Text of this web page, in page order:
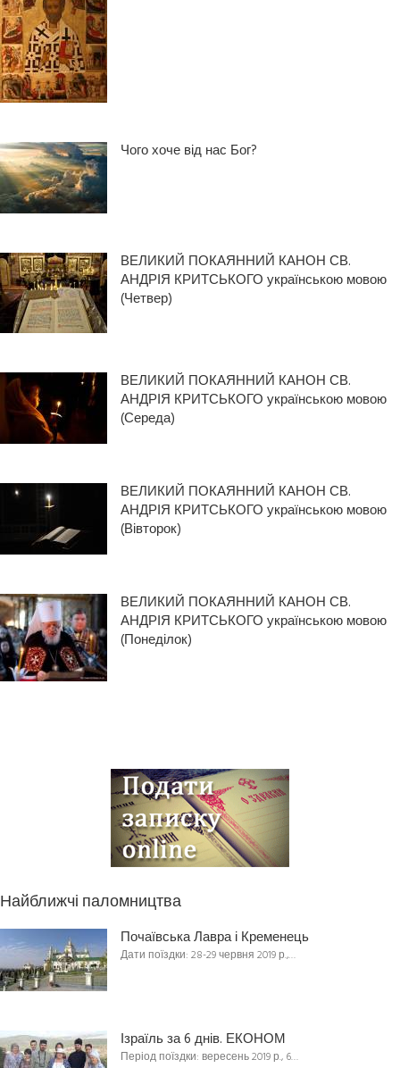
Чого хоче від нас Бог?
ВЕЛИКИЙ ПОКАЯННИЙ КАНОН СВ.
АНДРІЯ КРИТСЬКОГО українською мовою
(Четвер)
ВЕЛИКИЙ ПОКАЯННИЙ КАНОН СВ.
АНДРІЯ КРИТСЬКОГО українською мовою
(Середа)
ВЕЛИКИЙ ПОКАЯННИЙ КАНОН СВ.
АНДРІЯ КРИТСЬКОГО українською мовою
(Вівторок)
ВЕЛИКИЙ ПОКАЯННИЙ КАНОН СВ.
АНДРІЯ КРИТСЬКОГО українською мовою
(Понеділок)
Найближчі паломництва
Почаївська Лавра і Кременець
Дати поїздки: 28-29 червня 2019 р.,…
Ізраїль за 6 днів. ЕКОНОМ
Період поїздки: вересень 2019 р., 6…